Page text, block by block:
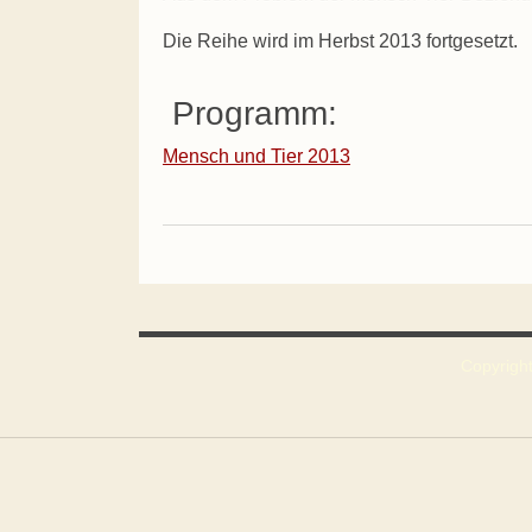
Die Reihe wird im Herbst 2013 fortgesetzt.
Programm:
Mensch und Tier 2013